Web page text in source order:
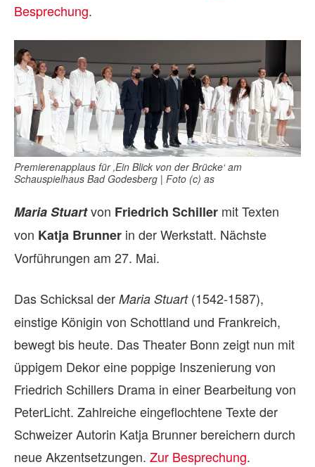
Besprechung.
Premierenapplaus für ‚Ein Blick von der Brücke‘ am
Schauspielhaus Bad Godesberg | Foto (c) as
Maria Stuartvon Friedrich Schiller mit Texten
von Katja Brunner in der Werkstatt. Nächste
Vorführungen am 27. Mai.
Das Schicksal der Maria Stuart(1542-1587),
einstige Königin von Schottland und Frankreich,
bewegt bis heute. Das Theater Bonn zeigt nun mit
üppigem Dekor eine poppige Inszenierung von
Friedrich Schillers Drama in einer Bearbeitung von
PeterLicht. Zahlreiche eingeflochtene Texte der
Schweizer Autorin Katja Brunner bereichern durch
neue Akzentsetzungen. Zur Besprechung.